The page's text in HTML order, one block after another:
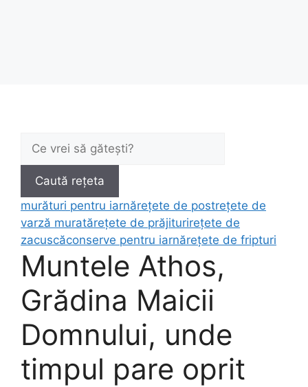
Caută:
Caută rețeta
murături pentru iarnărețete de postrețete de
varză muratărețete de prăjiturirețete de
zacuscăconserve pentru iarnărețete de fripturi
Muntele Athos,
Grădina Maicii
Domnului, unde
timpul pare oprit